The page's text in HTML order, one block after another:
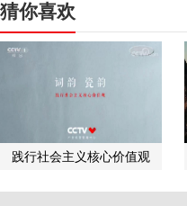
猜你喜欢
践行社会主义核心价值观